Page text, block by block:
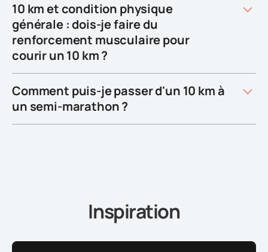
10 km et condition physique
générale : dois-je faire du
renforcement musculaire pour
courir un 10 km ?
Comment puis-je passer d'un 10 km à
un semi-marathon ?
Inspiration